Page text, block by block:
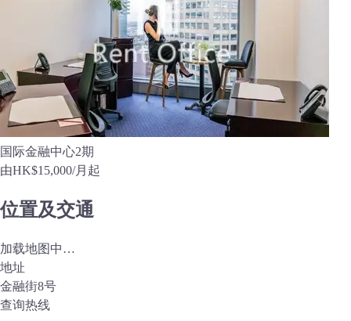
国际金融中心2期
由HK$15,000/月起
位置及交通
加载地图中…
地址
金融街8号
查询热线